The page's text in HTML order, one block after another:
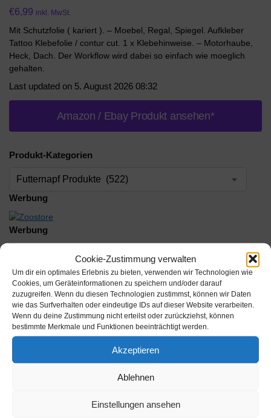
Cookie-Zustimmung verwalten
Um dir ein optimales Erlebnis zu bieten, verwenden wir Technologien wie
Cookies, um Geräteinformationen zu speichern und/oder darauf
zuzugreifen. Wenn du diesen Technologien zustimmst, können wir Daten
wie das Surfverhalten oder eindeutige IDs auf dieser Website verarbeiten.
Wenn du deine Zustimmung nicht erteilst oder zurückziehst, können
bestimmte Merkmale und Funktionen beeinträchtigt werden.
Akzeptieren
Ablehnen
Einstellungen ansehen
€6,99 inkl. MwSt.
Mit Schutzfolie ( kariert ). – Moebel, Regal, Spiegel. Aufkleber
Tattoo Klebefolie / contur cut. 1 x Klebehinweise. – Motorhaube,
Heck, Dach. Der Workflow wird dabei so einfach wie moeglich
gehalten.
Last updated on 5. August 2026 08:32
Amazon / Ebay Produkt ansehen*
Produkt-Kategorien
Werbung
Werbung
Schlagwörter: Ebay,Fressnapf,